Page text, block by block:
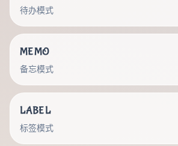
待办模式
MEMO
备忘模式
LABEL
标签模式